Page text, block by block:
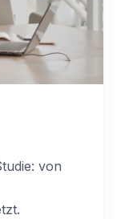
von